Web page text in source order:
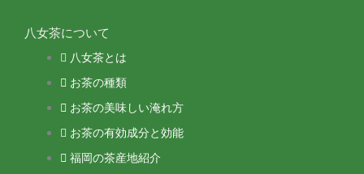
八女茶について
八女茶とは
お茶の種類
お茶の美味しい淹れ方
お茶の有効成分と効能
福岡の茶産地紹介